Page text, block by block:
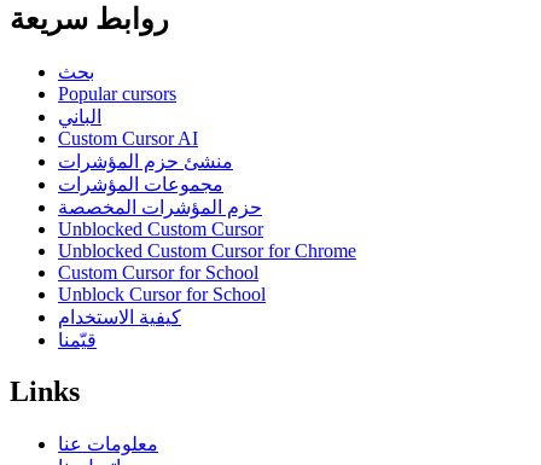
روابط سريعة
بحث
Popular cursors
الباني
Custom Cursor AI
منشئ حزم المؤشرات
مجموعات المؤشرات
حزم المؤشرات المخصصة
Unblocked Custom Cursor
Unblocked Custom Cursor for Chrome
Custom Cursor for School
Unblock Cursor for School
كيفية الاستخدام
قيّمنا
Links
معلومات عنا